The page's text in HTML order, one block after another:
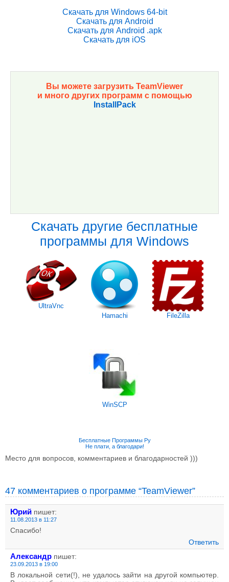
Скачать для Windows 64-bit
Скачать для Android
Скачать для Android .apk
Скачать для iOS
Вы можете загрузить TeamViewer
и много других программ с помощью
InstallPack
Скачать другие бесплатные
программы для Windows
UltraVnc
Hamachi
FileZilla
WinSCP
Бесплатные Программы Ру
Не плати, а благодари!
Место для вопросов, комментариев и благодарностей )))
47 комментариев о программе “TeamViewer”
Юрий пишет:
11.08.2013 в 11:27
Спасибо!
Ответить
Александр пишет:
23.09.2013 в 19:00
В локальной сети(!), не удалось зайти на другой компьютер.